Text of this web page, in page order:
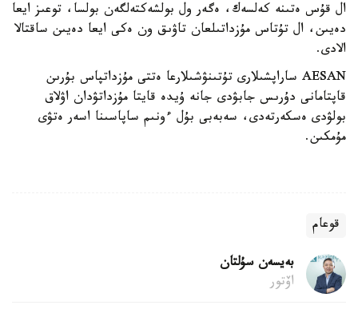
ال قۇس ەتىنە كەلسەك، ەگەر ول بولشەكتەلگەن بولسا، توعىز ايعا
دەيىن، ال تۇتاس مۇزداتىلعان تاۋىق ون ەكى ايعا دەيىن ساقتالا
الادى.
AESAN ساراپشىلارى تۇتىنۋشىلارعا ەتتى مۇزداتپاس بۇرىن
قاپتامانى دۇرىس جابۋدى جانە ۇيدە قايتا مۇزداتۋدان اۋلاق
بولۋدى ەسكەرتەدى، سەبەبى بۇل ءونىم ساپاسىنا اسەر ەتۋى
مۇمكىن.
قوعام
بەيسەن سۇلتان
اۆتور